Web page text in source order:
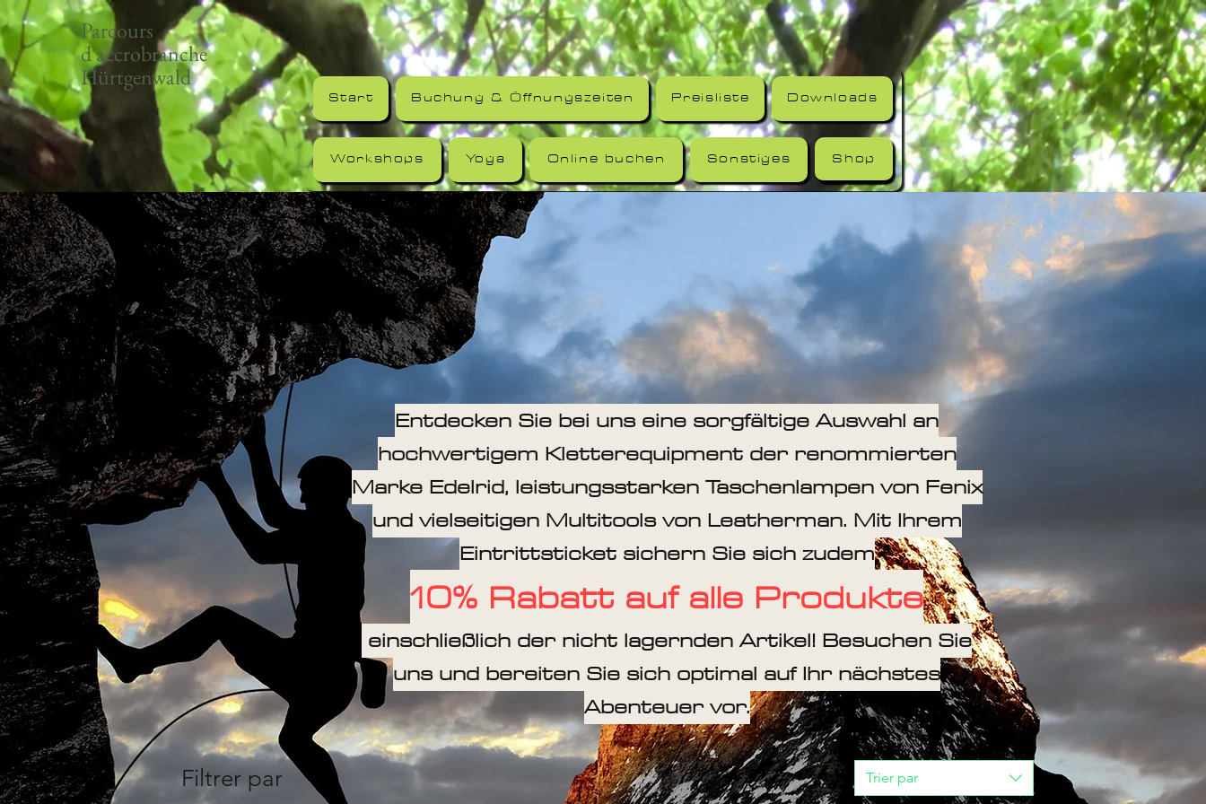
Parcours
d'accrobranche
Hürtgenwald
Start Buchung & Öffnungszeiten Preisliste Downloads
Workshops Yoga Online buchen Sonstiges Shop
Entdecken Sie bei uns eine sorgfältige Auswahl an
hochwertigem Kletterequipment der renommierten
Marke Edelrid, leistungsstarken Taschenlampen von Fenix
und vielseitigen Multitools von Leatherman. Mit Ihrem
Eintrittsticket sichern Sie sich zudem
10% Rabatt auf alle Produkte
einschließlich der nicht lagernden Artikel! Besuchen Sie
uns und bereiten Sie sich optimal auf Ihr nächstes
Abenteuer vor.
Filtrer par Trier par